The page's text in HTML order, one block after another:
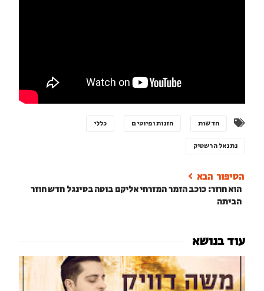
חדשות חזנות ופיוטים כללי
נתנאל הרשטיק
הוא חוזר: כוכב הזמר המזרחי אליקם בוטה בסינגל חדש חוזר
הביתה